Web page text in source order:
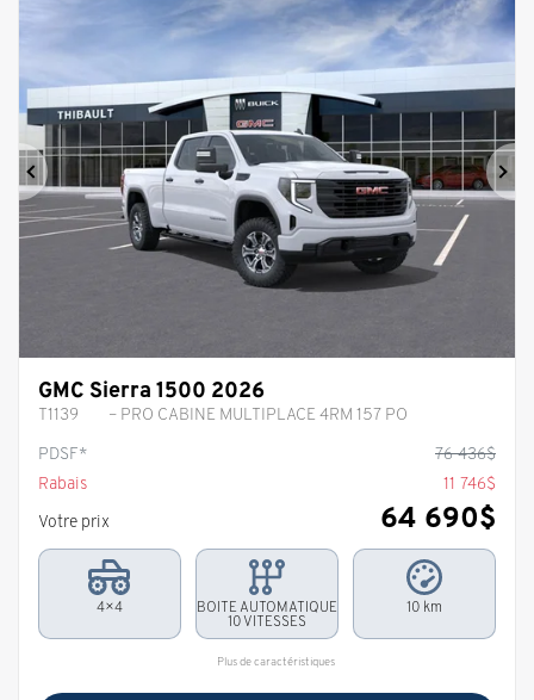
Précédent
GMC Sierra 1500 2026
T1139
– PRO CABINE MULTIPLACE 4RM 157 PO
PDSF*
76 436$
Rabais
11 746$
Votre prix
64 690$
4×4
BOITE AUTOMATIQUE
10 VITESSES
10 km
Plus de caractéristiques